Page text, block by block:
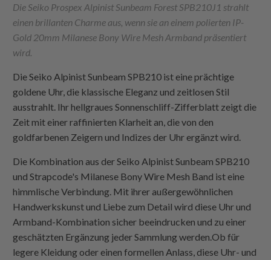
Die Seiko Prospex Alpinist Sunbeam Forest SPB210J1 strahlt
einen brillanten Charme aus, wenn sie an einem polierten IP-
Gold 20mm Milanese Bony Wire Mesh Armband präsentiert
wird.
Die Seiko Alpinist Sunbeam SPB210 ist eine prächtige
goldene Uhr, die klassische Eleganz und zeitlosen Stil
ausstrahlt. Ihr hellgraues Sonnenschliff-Zifferblatt zeigt die
Zeit mit einer raffinierten Klarheit an, die von den
goldfarbenen Zeigern und Indizes der Uhr ergänzt wird.
Die Kombination aus der Seiko Alpinist Sunbeam SPB210
undStrapcode's Milanese Bony Wire Mesh Band ist eine
himmlische Verbindung. Mit ihrer außergewöhnlichen
Handwerkskunst und Liebe zum Detail wird diese Uhr und
Armband-Kombination sicher beeindrucken und zu einer
geschätzten Ergänzung jeder Sammlung werden.Ob für
legere Kleidung oder einen formellen Anlass, diese Uhr- und